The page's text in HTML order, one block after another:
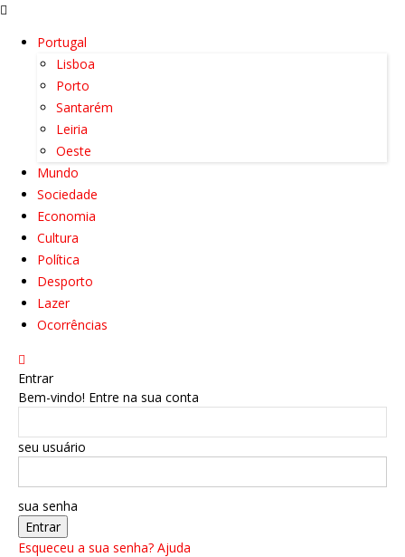
Portugal
Lisboa
Porto
Santarém
Leiria
Oeste
Mundo
Sociedade
Economia
Cultura
Política
Desporto
Lazer
Ocorrências
Entrar
Bem-vindo! Entre na sua conta
seu usuário
sua senha
Esqueceu a sua senha? Ajuda